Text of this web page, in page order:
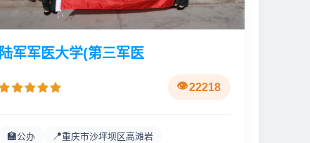
陆军军医大学(第三军医
22218
🏫公办 📍重庆市沙坪坝区高滩岩